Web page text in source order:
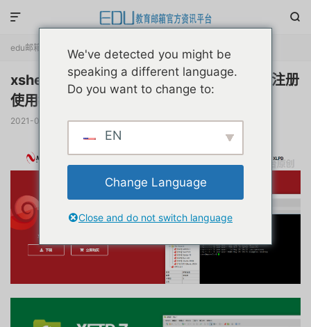


edu邮箱资讯 正文
xshell和xftp免费版永久终身教育优惠申请注册
使用教程原创
2021-07-25 阅读(12845)  赞(3)
We've detected you might be
speaking a different language.
Do you want to change to:
EN
Change Language
Close and do not switch language